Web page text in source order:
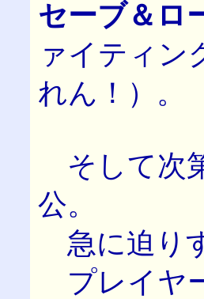
セーブ＆ロ
ァイティン
れん！）。
そして次
公。
急に迫り
プレイヤ